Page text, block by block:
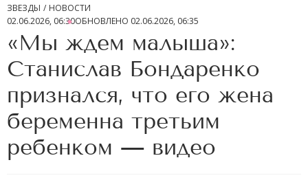
ЗВЕЗДЫ
НОВОСТИ
02.06.2026, 06:30ОБНОВЛЕНО 02.06.2026, 06:35
«Мы ждем малыша»:
Станислав Бондаренко
признался, что его жена
беременна третьим
ребенком — видео